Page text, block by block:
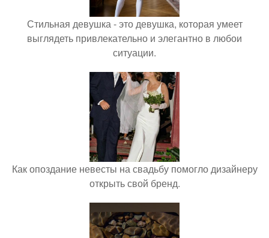
Стильная девушка - это девушка, которая умеет
выглядеть привлекательно и элегантно в любои
ситуации.
Как опоздание невесты на свадьбу помогло дизайнеру
открыть свой бренд.